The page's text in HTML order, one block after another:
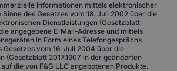
Informationen mittels elektronischer
des Gesetzes vom 18. Juli 2002 über die
Dienstleistungen (Gesetzblatt
die angegebene E-Mail-Adresse und mittels
in Form eines Telefongesprächs
Gesetzes vom 16. Juli 2004 über die
(Gesetzblatt 2017.1907 in der geänderten
die von F&G LLC angebotenen Produkte.